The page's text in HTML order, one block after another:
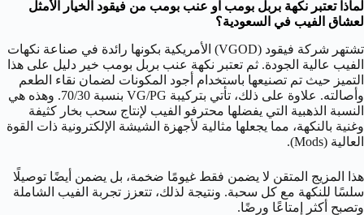
لماذا تعتبر نكهة بربل بومب او عنب بومب من فيقود الخيار الأمثل
لعشاق الفيب في السعودية؟
تشتهر شركة فيقود (VGOD) الأمريكية بكونها رائدة في صناعة نكهات
الفيب عالية الجودة. ثم تعتبر نكهة عنب بربل بومب خير دليل على هذا
التميز حيث تم تصنيعها باستخدام أجود المكونات لضمان نقاء الطعم
وأصالته. علاوة على ذلك، تأتي بتركيبة
VG/PG بنسبة 70/30. وهذه هي
النسبة الذهبية التي يفضلها محترفو الفيب لإنتاج سحب بخار كثيفة
وغنية بالنكهة، مما يجعلها مثالية لأجهزة الشيشة الإلكترونية ذات القوة
العالية (Mods).
هذا المزيج المتقن لا يضمن فقط غيومًا ضخمة، بل يضمن أيضًا توصيلًا
سلسًا للنكهة مع كل سحبة. ونتيجة لذلك، تتعزز تجربة الفيب الشاملة
وتصبح أكثر إمتاعًا ورضًا.